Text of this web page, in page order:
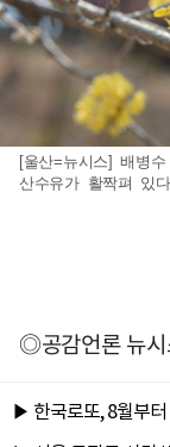
[울산=뉴시스] 배병
산수유가 활짝펴 있
◎공감언론 뉴